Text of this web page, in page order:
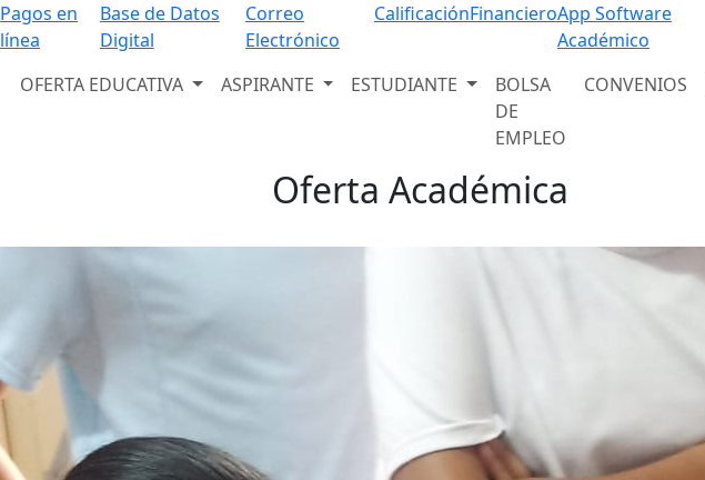
Pagos en
línea
Base de Datos
Digital
Correo
Electrónico
CalificaciónFinancieroApp Software
Académico
OFERTA EDUCATIVA ASPIRANTE ESTUDIANTE
BOLSA
DE
EMPLEO
CONVENIOS
Oferta Académica